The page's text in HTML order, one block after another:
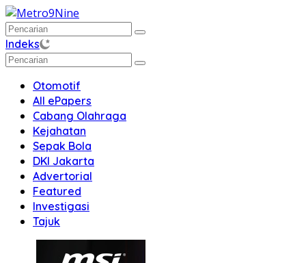
Langsung
ke
konten
Indeks
Otomotif
All ePapers
Cabang Olahraga
Kejahatan
Sepak Bola
DKI Jakarta
Advertorial
Featured
Investigasi
Tajuk